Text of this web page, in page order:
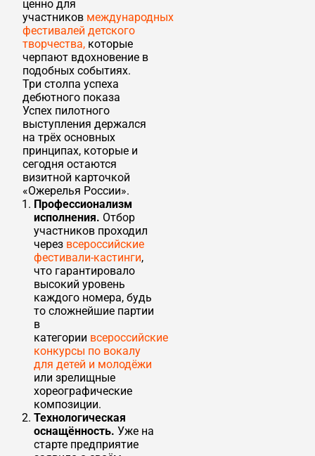
ценно для
участников международных
фестивалей детского
творчества, которые
черпают вдохновение в
подобных событиях.
Три столпа успеха
дебютного показа
Успех пилотного
выступления держался
на трёх основных
принципах, которые и
сегодня остаются
визитной карточкой
«Ожерелья России».
Профессионализм
исполнения. Отбор
участников проходил
через всероссийские
фестивали-кастинги,
что гарантировало
высокий уровень
каждого номера, будь
то сложнейшие партии
в
категории всероссийские
конкурсы по вокалу
для детей и молодёжи
или зрелищные
хореографические
композиции.
Технологическая
оснащённость. Уже на
старте предприятие